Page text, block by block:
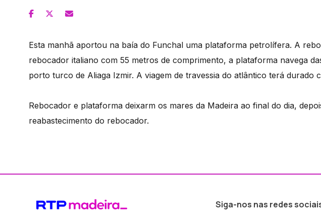
Esta manhã aportou na baía do Funchal uma plataforma petrolífera. A
rebocador italiano com 55 metros de comprimento, a plataforma navega
porto turco de Aliaga Izmir. A viagem de travessia do atlântico terá durado
Rebocador e plataforma deixarm os mares da Madeira ao final do dia,
reabastecimento do rebocador.
Siga-nos nas redes